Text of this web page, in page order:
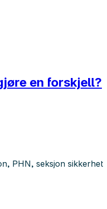
en forskjell?
PHN, seksjon sikkerhet